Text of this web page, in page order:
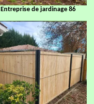
Entreprise de jardinage 86